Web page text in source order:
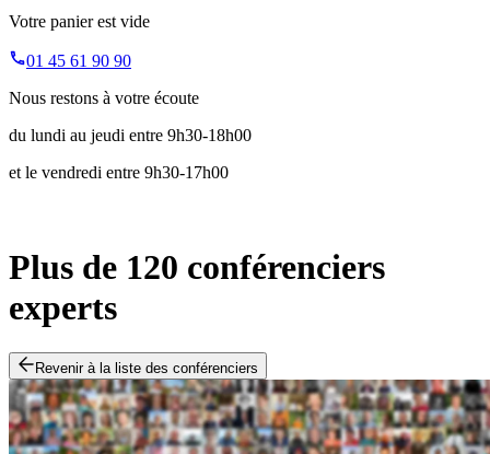
Votre panier est vide
01 45 61 90 90
Nous restons à votre écoute
du lundi au jeudi entre 9h30-18h00
et le vendredi entre 9h30-17h00
Plus de 120 conférenciers
experts
Revenir à la liste des conférenciers